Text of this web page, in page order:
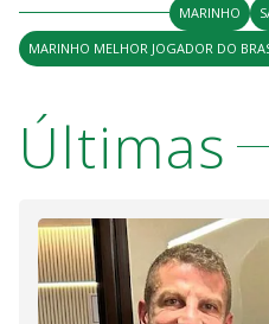
MARINHO
MARINHO MELHOR JOGADOR DO
Últimas